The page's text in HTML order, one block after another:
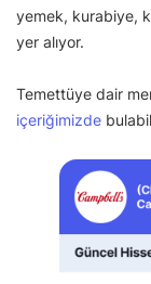
yemek, kurabiye,
yer alıyor.
Temettüye dair
içeriğimizde